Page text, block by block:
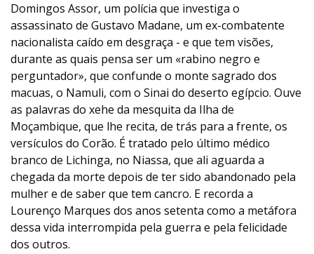
Domingos Assor, um polícia que investiga o
assassinato de Gustavo Madane, um ex-combatente
nacionalista caído em desgraça - e que tem visões,
durante as quais pensa ser um «rabino negro e
perguntador», que confunde o monte sagrado dos
macuas, o Namuli, com o Sinai do deserto egípcio. Ouve
as palavras do xehe da mesquita da Ilha de
Moçambique, que lhe recita, de trás para a frente, os
versículos do Corão. É tratado pelo último médico
branco de Lichinga, no Niassa, que ali aguarda a
chegada da morte depois de ter sido abandonado pela
mulher e de saber que tem cancro. E recorda a
Lourenço Marques dos anos setenta como a metáfora
dessa vida interrompida pela guerra e pela felicidade
dos outros.